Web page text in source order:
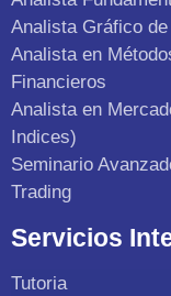
Analista Gráfico
Analista en
Financieros
Analista en
Indices)
Seminario
Trading
Servicios
Tutoria